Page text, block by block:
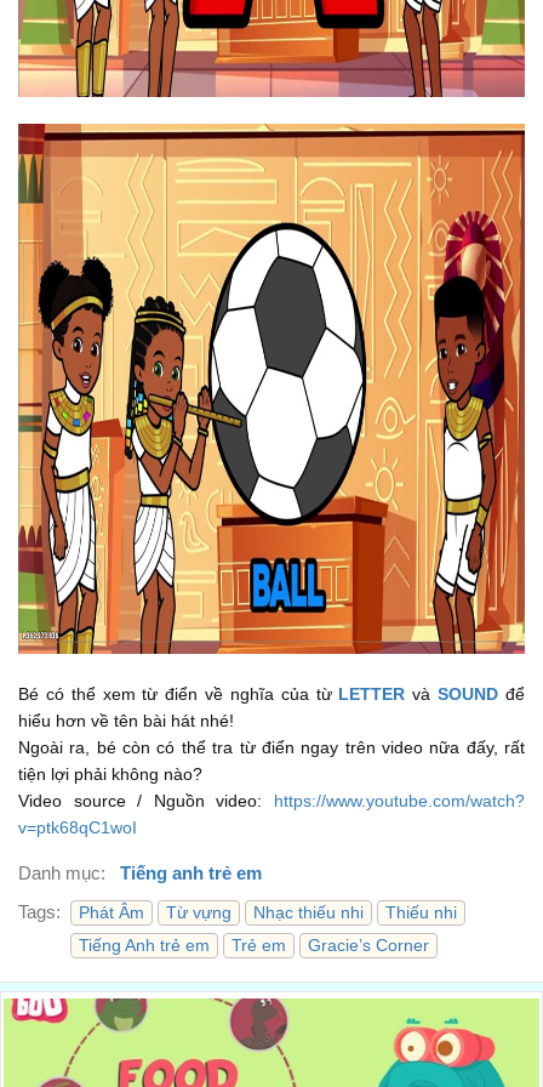
C says c c c c c c
C phát âm là c c c c c c
00:55
C c cat c c c cat
C c trong từ cat, c c c trong từ cat - con mèo
00:59
D says d d d d d d
D phát âm là d d d d d d
01:03
D d dog d d d dog
D d trong từ dog d d d trong từ dog
01:07
E says e e e e e e
E phát âm là e e e e e e
01:10
E e elephant e e e elephant
E e trong từ elephant, e e e trong từ elephant - con voi
01:14
F says là f f f f f f
F phát âm là f f f f f f
01:18
F f fish f f f fish
F f trong từ fish, f f f trong từ fish - con cá
01:22
G phát âm là g g g g g g
G g girl g g g girl
G g trong từ girl, g g g trong từ girl - con gái
H h hat h h h hat
H h hat h h h hat
H h trong từ hat, h h h trong từ hat - cái mũ
I says i i i i i i
I phát âm là i i i i i i
01:41
I i igloo i i i igloo
Bé có thể xem từ điển về nghĩa của từ LETTER vàSOUND để
hiểu hơn về tên bài hát nhé!
Ngoài ra, bé còn có thể tra từ điển ngay trên video nữa đấy, rất
tiện lợi phải không nào?
Video source / Nguồn video: https://www.youtube.com/watch?
v=ptk68qC1woI
Danh mục:
Tiếng anh trẻ em
Tags:
Phát Âm Từ vựng Nhạc thiếu nhi
Thiếu nhi
Tiếng Anh trẻ em
Trẻ em Gracie’s Corner